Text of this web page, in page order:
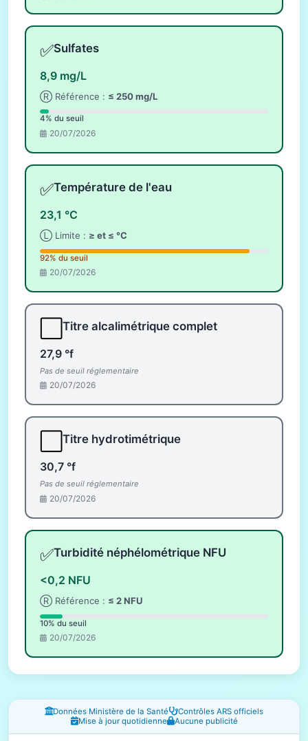
✅Sulfates
8,9 mg/L
Ⓡ Référence : ≤ 250 mg/L
4% du seuil
20/07/2026
✅Température de l'eau
23,1 °C
Ⓛ Limite : ≥ et ≤ °C
92% du seuil
20/07/2026
Titre alcalimétrique complet
27,9 °f
Pas de seuil réglementaire
20/07/2026
Titre hydrotimétrique
30,7 °f
Pas de seuil réglementaire
20/07/2026
✅Turbidité néphélométrique NFU
<0,2 NFU
Ⓡ Référence : ≤ 2 NFU
10% du seuil
20/07/2026
Fenêtres d'information
Données Ministère de la Santé
Contrôles ARS officiels
Mise à jour quotidienne
Aucune publicité